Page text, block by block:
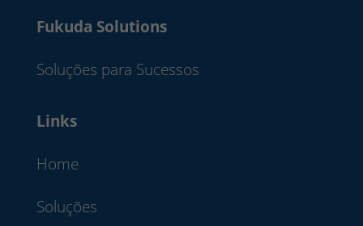
Fukuda Solutions
Soluções para Sucessos
Links
Home
Soluções